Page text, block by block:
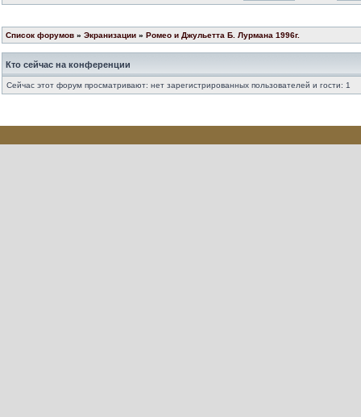
Список форумов » Экранизации » Ромео и Джульетта Б. Лурмана 1996г.
Кто сейчас на конференции
Сейчас этот форум просматривают: нет зарегистрированных пользователей и гости: 1